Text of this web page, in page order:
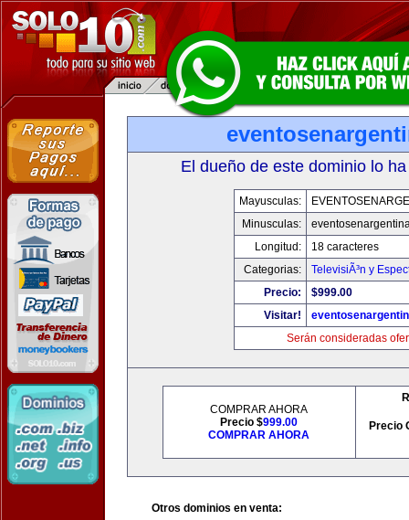
El dueño de este dominio lo
Mayusculas:
Minusculas:
Longitud:
18 caracteres
Categorias:
TelevisiÃ³n y
Precio:
$999.00
Visitar!
Serán consideradas
COMPRAR AHORA
Precio $999.00
COMPRAR AHORA
Precio
Otros dominios en venta: